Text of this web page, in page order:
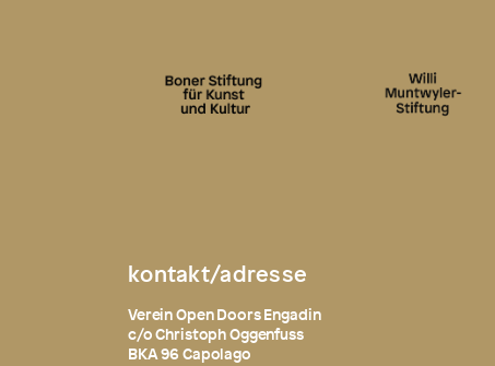
kontakt/adresse
Verein Open Doors Engadin
c/o Christoph Oggenfuss
BKA 96 Capolago